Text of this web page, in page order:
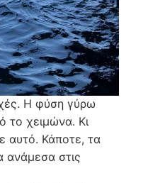
Η φύση γύρω
το χειμώνα. Κι
αυτό. Κάποτε, τα
ανάμεσα στις